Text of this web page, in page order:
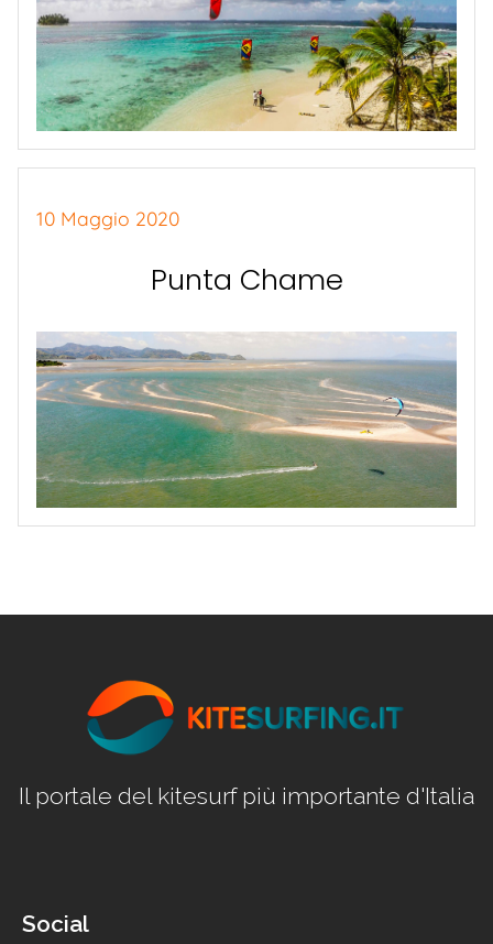
10 Maggio 2020
Punta Chame
Il portale del kitesurf più importante d'Italia
Social